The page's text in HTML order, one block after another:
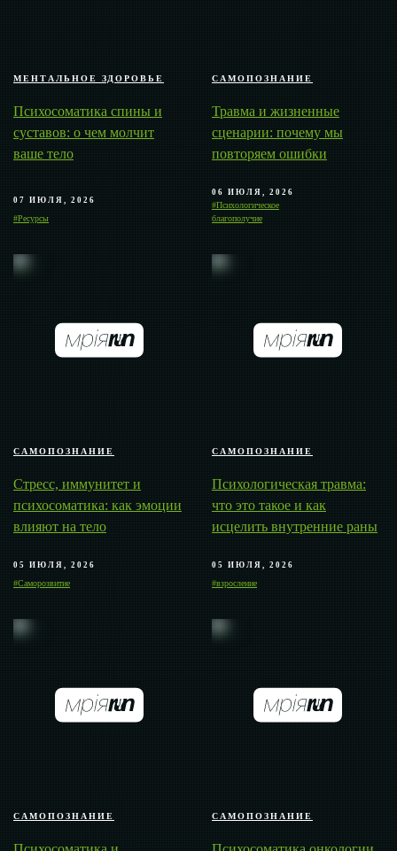
МЕНТАЛЬНОЕ ЗДОРОВЬЕ
Психосоматика спины и
суставов: о чем молчит
ваше тело
07 ИЮЛЯ, 2026
#Ресурсы
САМОПОЗНАНИЕ
Травма и жизненные
сценарии: почему мы
повторяем ошибки
06 ИЮЛЯ, 2026
#Психологическое
благополучие
САМОПОЗНАНИЕ
Стресс, иммунитет и
психосоматика: как эмоции
влияют на тело
05 ИЮЛЯ, 2026
#Саморозвитие
САМОПОЗНАНИЕ
Психологическая травма:
что это такое и как
исцелить внутренние раны
05 ИЮЛЯ, 2026
#взросление
САМОПОЗНАНИЕ САМОПОЗНАНИЕ